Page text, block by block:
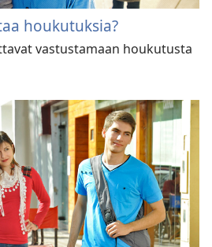
houkutuksia?
vastustamaan houkutusta